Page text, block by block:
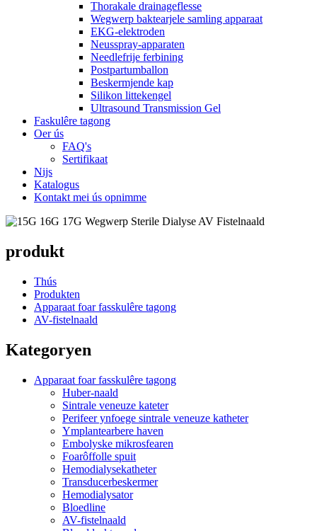
Thorakale drainageflesse
Wegwerp baktearjele samling apparaat
EKG-elektroden
Neusspray-apparaten
Needlefrije ferbining
Postpartumballon
Beskermjende kap
Silikon littekengel
Ultrasound Transmission Gel
Faskulêre tagong
Oer ús
FAQ's
Sertifikaat
Nijs
Katalogus
Kontakt mei ús opnimme
produkt
Thús
Produkten
Apparaat foar fasskulêre tagong
AV-fistelnaald
Kategoryen
Apparaat foar fasskulêre tagong
Huber-naald
Sintrale veneuze kateter
Perifeer ynfoege sintrale veneuze katheter
Ymplantearbere haven
Embolyske mikrosfearen
Foarôffolle spuit
Hemodialysekatheter
Transducerbeskermer
Hemodialysator
Bloedline
AV-fistelnaald